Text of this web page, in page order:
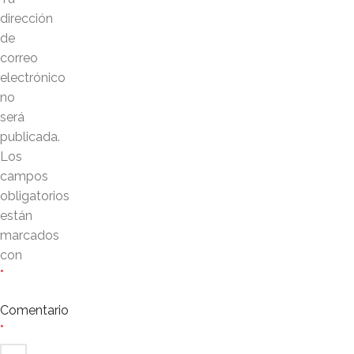
dirección
de
correo
electrónico
no
será
publicada.
Los
campos
obligatorios
están
marcados
con
*
Comentario
*